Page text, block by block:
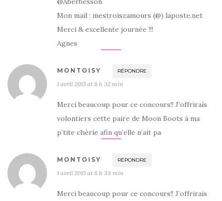
Mon mail : mestroiszamours (@) laposte.net
Merci & excellente journée !!!
Agnes
MONTOISY RÉPONDRE
1 avril 2015 at 8 h 32 min
Merci beaucoup pour ce concours!! J’offrirais
volontiers cette paire de Moon Boots à ma
p’tite chérie afin qu’elle n’ait pa
MONTOISY RÉPONDRE
1 avril 2015 at 8 h 33 min
Merci beaucoup pour ce concours!! J’offrirais